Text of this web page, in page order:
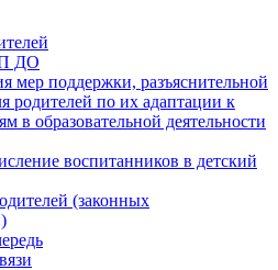
ДО
мер поддержки, разъяснительной
родителей по их адаптации к
в образовательной деятельности
воспитанников в детский
(законных